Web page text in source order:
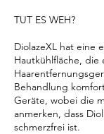
TUT ES WEH?
DiolazeXL hat eine
Hautkühlfläche,
Behandlung
Geräte, wobei die
anmerken, dass
schmerzfrei ist.